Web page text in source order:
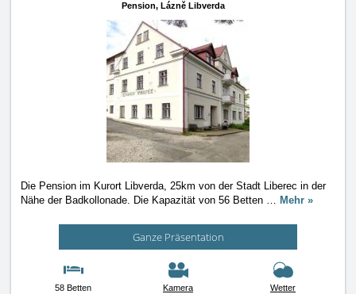
Pension, Lázně Libverda
Die Pension im Kurort Libverda, 25km von der Stadt Liberec in der
Nähe der Badkollonade. Die Kapazität von 56 Betten … Mehr »
Ganze Präsentation
58 Betten Kamera Wetter